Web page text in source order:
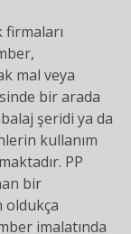
mal veya
bir arada
şeridi ya da
kullanım
PP
bir
oldukça
imalatında